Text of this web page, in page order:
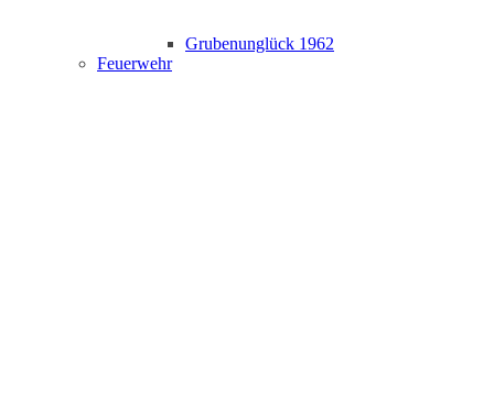
Grubenunglück 1962
Feuerwehr